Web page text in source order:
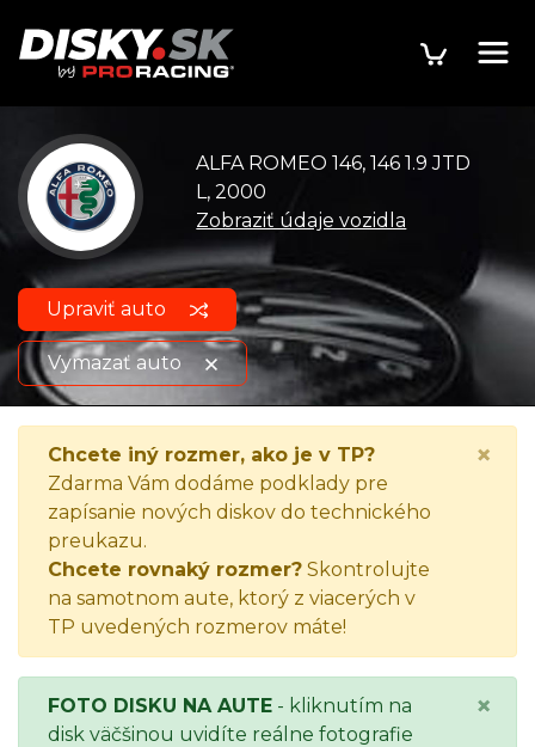
ALFA ROMEO 146, 146 1.9 JTD
L, 2000
Zobraziť údaje vozidla
Upraviť auto
Vymazať auto
ALFA ROMEO 146, 146 1.9
JTD L, 2000
Zobraziť údaje o
vozidle
Chcete iný rozmer, ako je v TP?
Zdarma Vám dodáme podklady pre
zapísanie nových diskov do technického
preukazu.
Chcete rovnaký rozmer? Skontrolujte
na samotnom aute, ktorý z viacerých v
TP uvedených rozmerov máte!
×
FOTO DISKU NA AUTE - kliknutím na
disk väčšinou uvidíte reálne fotografie
×